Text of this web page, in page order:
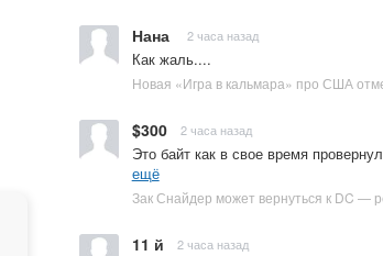
Нана 2 часа назад
Как жаль....
$300 2 часа назад
Это байт как в свое время провернул
ещё
11 й 2 часа назад